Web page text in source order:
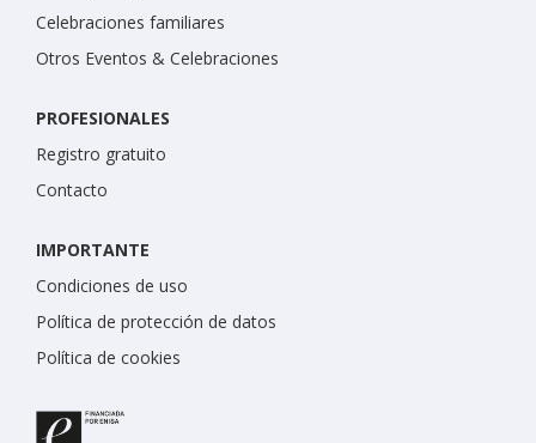
Celebraciones familiares
Otros Eventos & Celebraciones
PROFESIONALES
Registro gratuito
Contacto
IMPORTANTE
Condiciones de uso
Política de protección de datos
Política de cookies